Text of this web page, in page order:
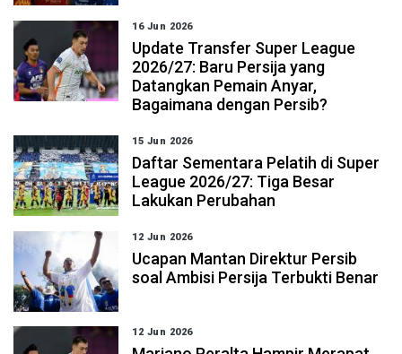
16 Jun 2026
Update Transfer Super League
2026/27: Baru Persija yang
Datangkan Pemain Anyar,
Bagaimana dengan Persib?
15 Jun 2026
Daftar Sementara Pelatih di Super
League 2026/27: Tiga Besar
Lakukan Perubahan
12 Jun 2026
Ucapan Mantan Direktur Persib
soal Ambisi Persija Terbukti Benar
12 Jun 2026